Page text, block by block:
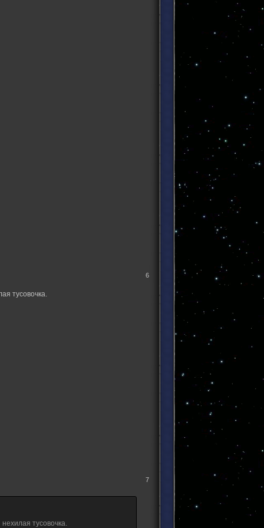
6
тусовочка.
7
тусовочка.